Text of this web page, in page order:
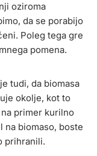
oziroma
da se porabijo
Poleg tega gre
pomena.
tudi, da biomasa
okolje, kot to
primer kurilno
na biomaso, boste
prihranili.